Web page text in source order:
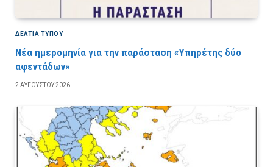
ΔΕΛΤΙΑ ΤΥΠΟΥ
Νέα ημερομηνία για την παράσταση «Υπηρέτης δύο
αφεντάδων»
2 ΑΥΓΟΎΣΤΟΥ 2026